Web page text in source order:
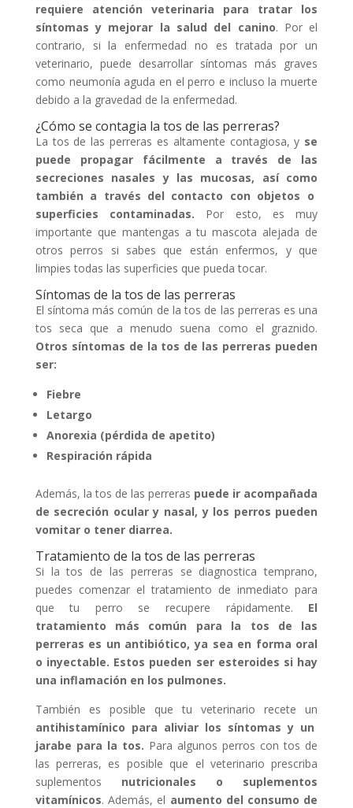
requiere atención veterinaria para tratar los
síntomas y mejorar la salud del canino. Por el
contrario, si la enfermedad no es tratada por un
veterinario, puede desarrollar síntomas más graves
como neumonía aguda en el perro e incluso la muerte
debido a la gravedad de la enfermedad.
¿Cómo se contagia la tos de las perreras?
La tos de las perreras es altamente contagiosa, y se
puede propagar fácilmente a través de las
secreciones nasales y las mucosas, así como
también a través del contacto con objetos o
superficies contaminadas. Por esto, es muy
importante que mantengas a tu mascota alejada de
otros perros si sabes que están enfermos, y que
limpies todas las superficies que pueda tocar.
Síntomas de la tos de las perreras
El síntoma más común de la tos de las perreras es una
tos seca que a menudo suena como el graznido.
Otros síntomas de la tos de las perreras pueden
ser:
Fiebre
Letargo
Anorexia (pérdida de apetito)
Respiración rápida
Además, la tos de las perreras puede ir acompañada
de secreción ocular y nasal, y los perros pueden
vomitar o tener diarrea.
Tratamiento de la tos de las perreras
Si la tos de las perreras se diagnostica temprano,
puedes comenzar el tratamiento de inmediato para
que tu perro se recupere rápidamente. El
tratamiento más común para la tos de las
perreras es un antibiótico, ya sea en forma oral
o inyectable. Estos pueden ser esteroides si hay
una inflamación en los pulmones.
También es posible que tu veterinario recete un
antihistamínico para aliviar los síntomas y un
jarabe para la tos. Para algunos perros con tos de
las perreras, es posible que el veterinario prescriba
suplementos nutricionales o suplementos
vitamínicos. Además, el aumento del consumo de